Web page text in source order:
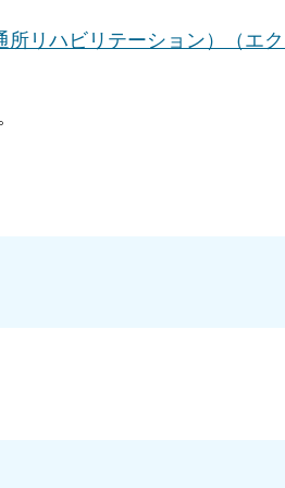
所リハビリテーション）（エ
す。